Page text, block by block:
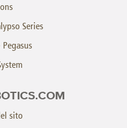
Series
sito